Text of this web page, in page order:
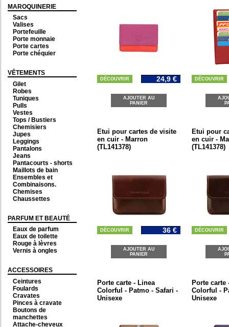
MAROQUINERIE
Sacs
Valises
Portefeuille
Porte monnaie
Porte cartes
Porte chéquier
VÊTEMENTS
Gilet
Robes
Tuniques
Pulls
Vestes
Tops / Bustiers
Chemisiers
Jupes
Leggings
Pantalons
Jeans
Pantacourts - shorts
Maillots de bain
Ensembles et
Combinaisons.
Chemises
Chaussettes
PARFUM ET BEAUTÉ
Eaux de parfum
Eaux de toilette
Rouge à lèvres
Vernis à ongles
ACCESSOIRES
Ceintures
Foulards
Cravates
Pinces à cravate
Boutons de
manchettes
Attache-cheveux
DÉCOUVRIR 24,9 €
AJOUTER AU
PANIER
DÉCOUVRIR
Etui pour cartes de visite
en cuir - Marron
(TL141378)
DÉCOUVRIR 36 €
AJOUTER AU
PANIER
Etui pour
en cuir -
(TL141378)
DÉCOUVRIR
Porte carte - Linea
Colorful - Patmo - Safari -
Unisexe
Porte carte
Colorful -
Unisexe